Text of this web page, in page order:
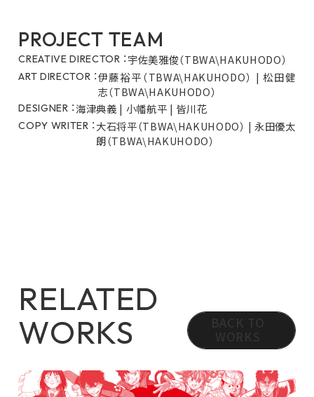
PROJECT TEAM
CREATIVE DIRECTOR ：宇佐美雅俊（TBWA\HAKUHODO）
ART DIRECTOR ：伊藤裕平（TBWA\HAKUHODO） | 松田健
志（TBWA\HAKUHODO）
DESIGNER ：海津典義 | 小幡航平 | 皆川花
COPY WRITER ：大石将平（TBWA\HAKUHODO） | 永田優太
朗（TBWA\HAKUHODO）
RELATED
WORKS